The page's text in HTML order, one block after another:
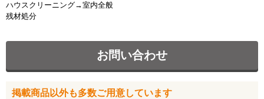
ハウスクリーニング→室内全般
残材処分
お問い合わせ
掲載商品以外も多数ご用意しています
ハウスクリーニング
ハウスクリーニング